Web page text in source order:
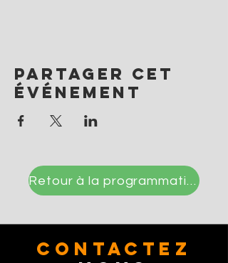
Partager cet
événement
Retour à la programmation
CONTACTez